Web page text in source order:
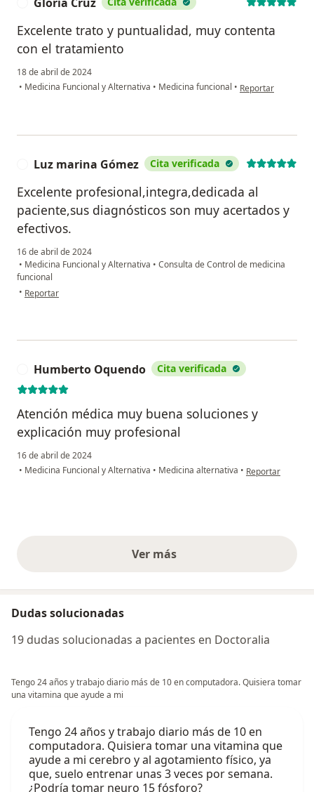
Excelente trato y puntualidad, muy contenta
con el tratamiento
18 de abril de 2024
• Medicina Funcional y Alternativa • Medicina funcional • en opinión del
Reportar
Luz marina Gómez Cita verificada
Excelente profesional,integra,dedicada al
paciente,sus diagnósticos son muy acertados y
efectivos.
16 de abril de 2024
• Medicina Funcional y Alternativa • Consulta de Control de medicina
funcional
• en opinión del usuario Luz marina Gómez
Reportar
Humberto Oquendo Cita verificada
Atención médica muy buena soluciones y
explicación muy profesional
16 de abril de 2024
• Medicina Funcional y Alternativa • Medicina alternativa • en opinión del
Reportar
Ver másopiniones anteriores
Dudas solucionadas
19 dudas solucionadas a pacientes en Doctoralia
Tengo 24 años y trabajo diario más de 10 en computadora. Quisiera tomar
una vitamina que ayude a mi
Tengo 24 años y trabajo diario más de 10 en
computadora. Quisiera tomar una vitamina que
ayude a mi cerebro y al agotamiento físico, ya
que, suelo entrenar unas 3 veces por semana.
¿Podría tomar neuro 15 fósforo?